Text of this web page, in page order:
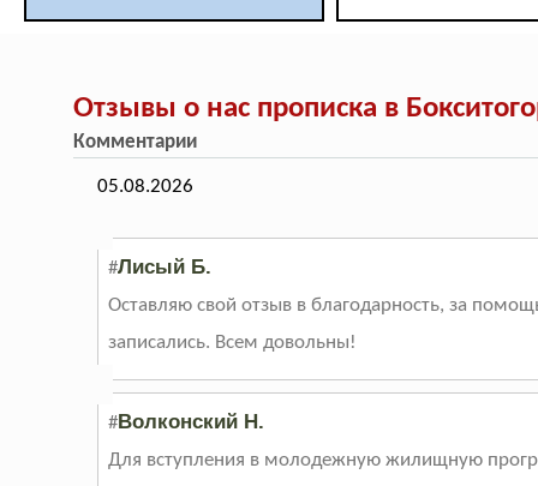
Отзывы о нас прописка в
Комментарии
05.08.2026
#Лисый Б.
Оставляю свой отзыв в благодарность, за
записались. Всем довольны!
#Волконский Н.
Для вступления в молодежную жилищную